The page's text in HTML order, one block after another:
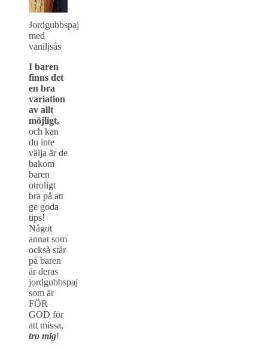
Jordgubbspaj
med
vaniljsås
I baren
finns det
en bra
variation
av allt
möjligt,
och kan
du inte
välja är de
bakom
baren
otroligt
bra på att
ge goda
tips!
Något
annat som
också står
på baren
är deras
jordgubbspaj
som är
FÖR
GOD för
att missa,
tro mig!